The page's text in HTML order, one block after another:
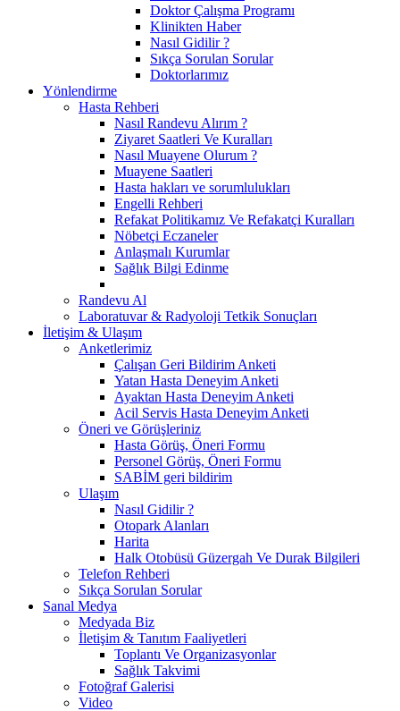
Doktor Çalışma Programı
Klinikten Haber
Nasıl Gidilir ?
Sıkça Sorulan Sorular
Doktorlarımız
Yönlendirme
Hasta Rehberi
Nasıl Randevu Alırım ?
Ziyaret Saatleri Ve Kuralları
Nasıl Muayene Olurum ?
Muayene Saatleri
Hasta hakları ve sorumlulukları
Engelli Rehberi
Refakat Politikamız Ve Refakatçi Kuralları
Nöbetçi Eczaneler
Anlaşmalı Kurumlar
Sağlık Bilgi Edinme
Randevu Al
Laboratuvar & Radyoloji Tetkik Sonuçları
İletişim & Ulaşım
Anketlerimiz
Çalışan Geri Bildirim Anketi
Yatan Hasta Deneyim Anketi
Ayaktan Hasta Deneyim Anketi
Acil Servis Hasta Deneyim Anketi
Öneri ve Görüşleriniz
Hasta Görüş, Öneri Formu
Personel Görüş, Öneri Formu
SABİM geri bildirim
Ulaşım
Nasıl Gidilir ?
Otopark Alanları
Harita
Halk Otobüsü Güzergah Ve Durak Bilgileri
Telefon Rehberi
Sıkça Sorulan Sorular
Sanal Medya
Medyada Biz
İletişim & Tanıtım Faaliyetleri
Toplantı Ve Organizasyonlar
Sağlık Takvimi
Fotoğraf Galerisi
Video